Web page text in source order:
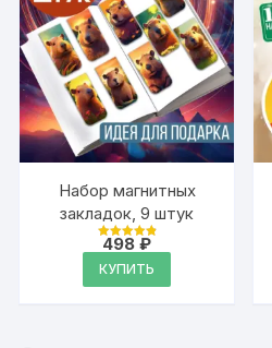
Набор магнитных
закладок, 9 штук
Оценка
из 5
498₽
КУПИТЬ